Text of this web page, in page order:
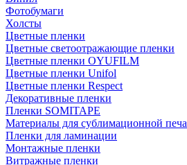
Фотобумаги
Холсты
Цветные пленки
Цветные светоотражающие пленки
Цветные пленки OYUFILM
Цветные пленки Unifol
Цветные пленки Respect
Декоративные пленки
Пленки SOMITAPE
Материалы для сублимационной
Пленки для ламинации
Монтажные пленки
Витражные пленки